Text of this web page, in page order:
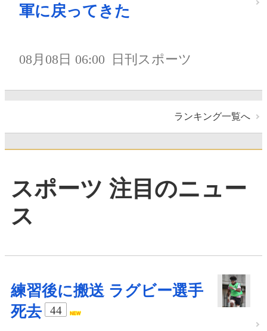
軍に戻ってきた
08月08日 06:00 日刊スポーツ
ランキング一覧へ
スポーツ 注目のニュー
ス
練習後に搬送 ラグビー選手
死去
44